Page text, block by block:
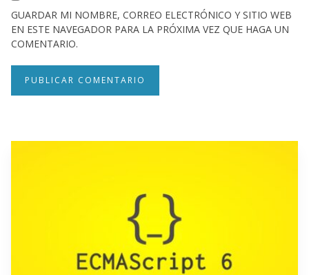
GUARDAR MI NOMBRE, CORREO ELECTRÓNICO Y SITIO WEB
EN ESTE NAVEGADOR PARA LA PRÓXIMA VEZ QUE HAGA UN
COMENTARIO.